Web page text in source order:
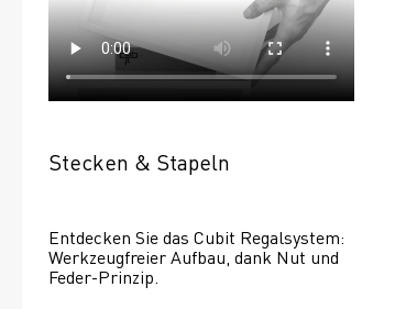
Stecken & Stapeln
Entdecken Sie das Cubit Regalsystem:
Werkzeugfreier Aufbau, dank Nut und
Feder-Prinzip.